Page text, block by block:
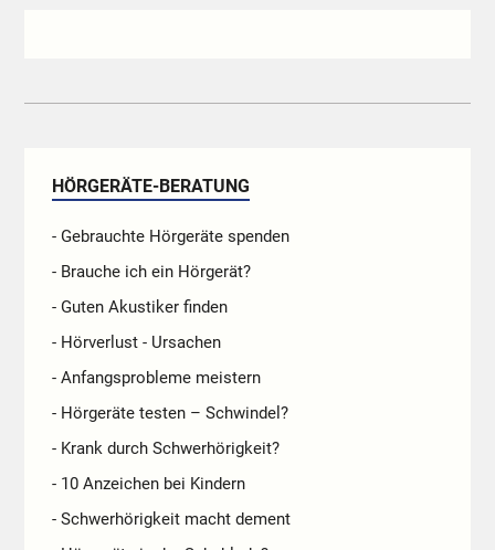
HÖRGERÄTE-BERATUNG
- Gebrauchte Hörgeräte spenden
- Brauche ich ein Hörgerät?
- Guten Akustiker finden
- Hörverlust - Ursachen
- Anfangsprobleme meistern
- Hörgeräte testen – Schwindel?
- Krank durch Schwerhörigkeit?
- 10 Anzeichen bei Kindern
- Schwerhörigkeit macht dement